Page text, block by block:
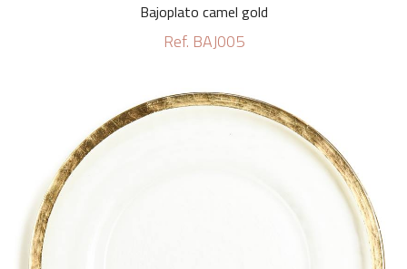
Bajoplato camel gold
Ref. BAJ005